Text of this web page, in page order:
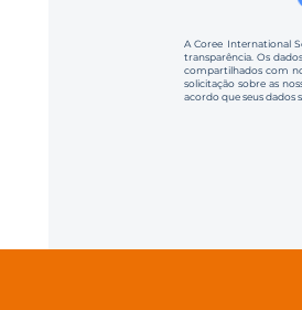
A Coree International
transparência. Os
compartilhados com
solicitação sobre as
acordo que seus dados